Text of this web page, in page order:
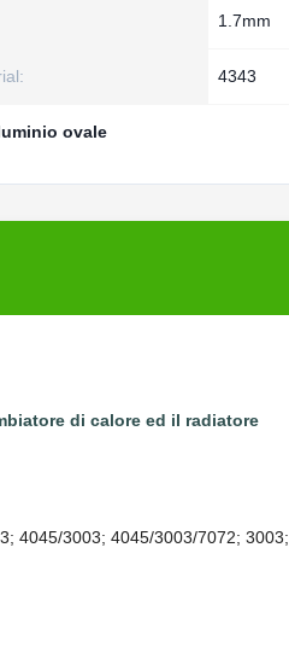
1.7mm
4343
ovale
di calore ed il radiatore
4045/3003; 4045/3003/7072; 3003;